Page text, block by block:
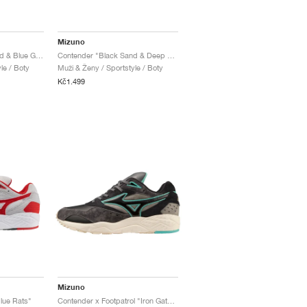
Contender "Black Sand & Blue Granite"
/ Boty
Mizuno
Muži & Ženy / Sportstyle / Boty
Kč1.499
Rats"
Mizuno